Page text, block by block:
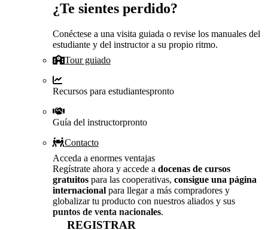
¿Te sientes perdido?
Conéctese a una visita guiada o revise los manuales del
estudiante y del instructor a su propio ritmo.
Tour guiado
Recursos para estudiantespronto
Guía del instructorpronto
Contacto
Acceda a enormes ventajas
Regístrate ahora y accede a docenas de cursos
gratuitos para las cooperativas, consigue una página
internacional para llegar a más compradores y
globalizar tu producto con nuestros aliados y sus
puntos de venta nacionales.
REGISTRAR